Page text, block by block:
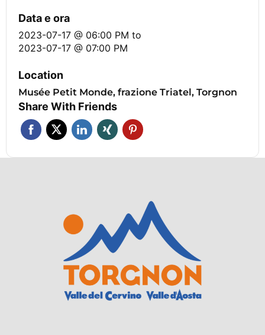
Data e ora
2023-07-17 @ 06:00 PM to
2023-07-17 @ 07:00 PM
Location
Musée Petit Monde, frazione Triatel, Torgnon
Share With Friends